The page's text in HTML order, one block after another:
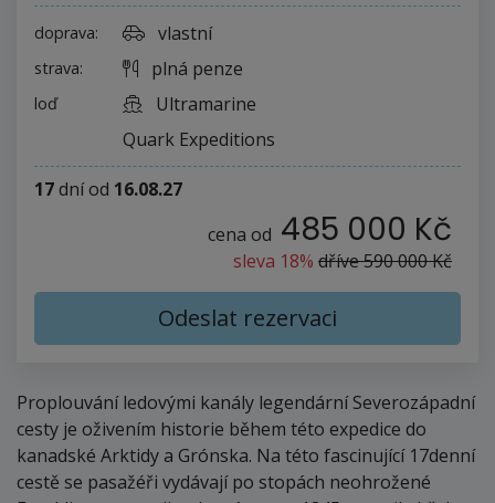
doprava: vlastní
strava: plná penze
loď
Ultramarine
Quark Expeditions
17dníod 16.08.27
cena od 485 000 Kč
sleva 18% dříve590 000 Kč
Odeslat rezervaci
Proplouvání ledovými kanály legendární Severozápadní
cesty je oživením historie během této expedice do
kanadské Arktidy a Grónska. Na této fascinující 17denní
cestě se pasažéři vydávají po stopách neohrožené